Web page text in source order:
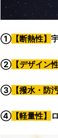
① 【断熱性】
② 【デザイン性
③ 【撥水・防
④ 【軽量性】